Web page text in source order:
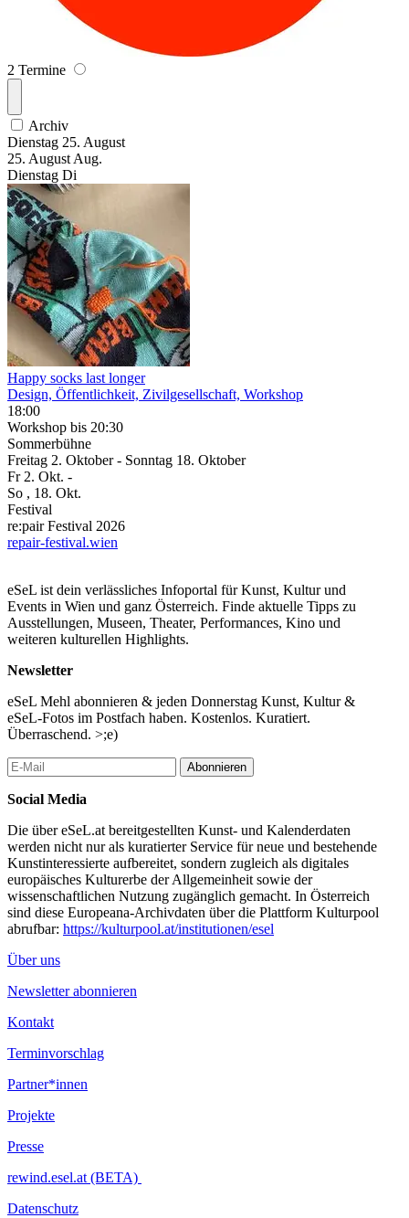
2 Termine
Archiv
Dienstag 25. August
25. August Aug.
Dienstag Di
Happy socks last longer
Design, Öffentlichkeit, Zivilgesellschaft, Workshop
18:00
Workshop bis 20:30
Sommerbühne
Freitag 2. Oktober- Sonntag 18. Oktober
Fr 2. Okt. -
So , 18. Okt.
Festival
re:pair Festival 2026
repair-festival.wien
eSeL ist dein verlässliches Infoportal für Kunst, Kultur und
Events in Wien und ganz Österreich. Finde aktuelle Tipps zu
Ausstellungen, Museen, Theater, Performances, Kino und
weiteren kulturellen Highlights.
Newsletter
eSeL Mehl abonnieren & jeden Donnerstag Kunst, Kultur &
eSeL-Fotos im Postfach haben. Kostenlos. Kuratiert.
Überraschend. >;e)
Abonnieren
Social Media
Die über eSeL.at bereitgestellten Kunst- und Kalenderdaten
werden nicht nur als kuratierter Service für neue und bestehende
Kunstinteressierte aufbereitet, sondern zugleich als digitales
europäisches Kulturerbe der Allgemeinheit sowie der
wissenschaftlichen Nutzung zugänglich gemacht. In Österreich
sind diese Europeana-Archivdaten über die Plattform Kulturpool
abrufbar: https://kulturpool.at/institutionen/esel
Über uns
Newsletter abonnieren
Kontakt
Terminvorschlag
Partner*innen
Projekte
Presse
rewind.esel.at (BETA)
Datenschutz